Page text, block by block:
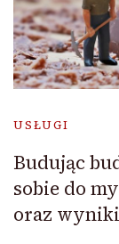
USŁUGI
Budując
sobie do
oraz